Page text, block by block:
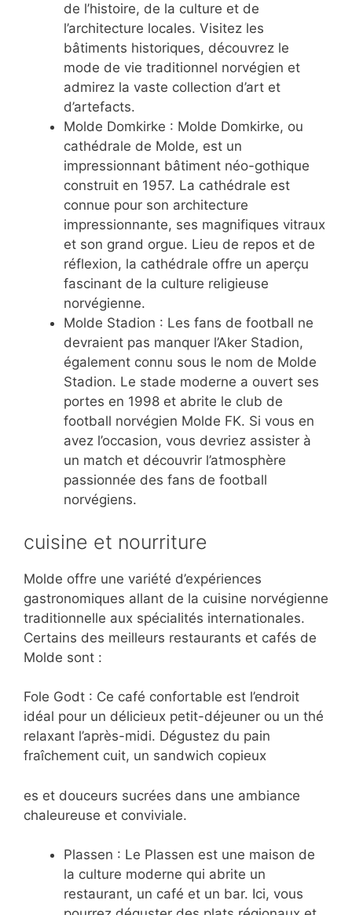
de l’histoire, de la culture et de
l’architecture locales. Visitez les
bâtiments historiques, découvrez le
mode de vie traditionnel norvégien et
admirez la vaste collection d’art et
d’artefacts.
Molde Domkirke : Molde Domkirke, ou
cathédrale de Molde, est un
impressionnant bâtiment néo-gothique
construit en 1957. La cathédrale est
connue pour son architecture
impressionnante, ses magnifiques vitraux
et son grand orgue. Lieu de repos et de
réflexion, la cathédrale offre un aperçu
fascinant de la culture religieuse
norvégienne.
Molde Stadion : Les fans de football ne
devraient pas manquer l’Aker Stadion,
également connu sous le nom de Molde
Stadion. Le stade moderne a ouvert ses
portes en 1998 et abrite le club de
football norvégien Molde FK. Si vous en
avez l’occasion, vous devriez assister à
un match et découvrir l’atmosphère
passionnée des fans de football
norvégiens.
cuisine et nourriture
Molde offre une variété d’expériences
gastronomiques allant de la cuisine norvégienne
traditionnelle aux spécialités internationales.
Certains des meilleurs restaurants et cafés de
Molde sont :
Fole Godt : Ce café confortable est l’endroit
idéal pour un délicieux petit-déjeuner ou un thé
relaxant l’après-midi. Dégustez du pain
fraîchement cuit, un sandwich copieux
es et douceurs sucrées dans une ambiance
chaleureuse et conviviale.
Plassen : Le Plassen est une maison de
la culture moderne qui abrite un
restaurant, un café et un bar. Ici, vous